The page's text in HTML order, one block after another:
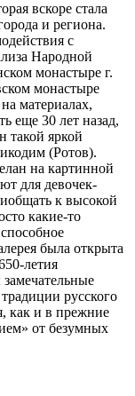
вскоре стала
и региона.
с
Народной
монастыре г.
монастыре
материалах,
еще 30 лет назад,
такой яркой
(Ротов).
на картинной
для девочек-
к высокой
какие-то
была открыта
летия
русского
как и в прежние
от безумных